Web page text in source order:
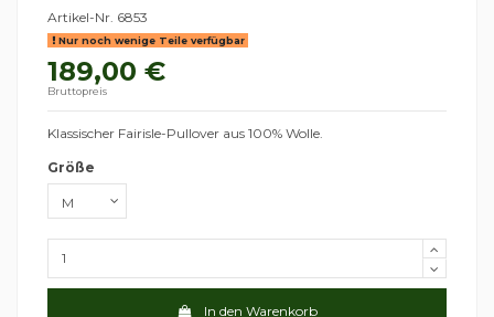
Artikel-Nr. 6853
Nur noch wenige Teile verfügbar
189,00 €
Bruttopreis
Klassischer Fairisle-Pullover aus 100% Wolle.
Größe
In den Warenkorb